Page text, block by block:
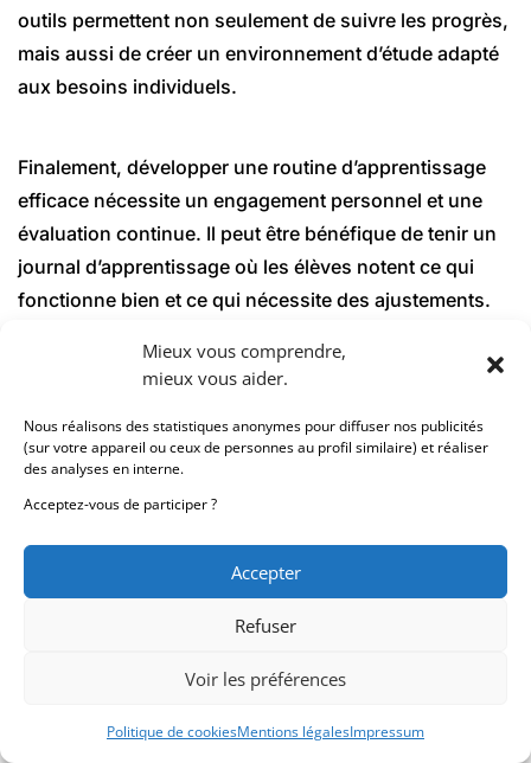
Mieux vous comprendre,
mieux vous aider.
Nous réalisons des statistiques anonymes pour diffuser nos publicités
(sur votre appareil ou ceux de personnes au profil similaire) et réaliser
des analyses en interne.
Acceptez-vous de participer ?
Accepter
Refuser
Voir les préférences
Politique de cookiesMentions légalesImpressum
outils permettent non seulement de suivre les progrès,
mais aussi de créer un environnement d’étude adapté
aux besoins individuels.
Finalement, développer une routine d’apprentissage
efficace nécessite un engagement personnel et une
évaluation continue. Il peut être bénéfique de tenir un
journal d’apprentissage où les élèves notent ce qui
fonctionne bien et ce qui nécessite des ajustements.
approche et d’adapter leur stratégie d’apprentissage en
ces principes, les étudiants peuvent non seulement
éviter la surcharge cognitive, mais aussi maximiser
leur potentiel d’apprentissage à long terme.
Encourager l’auto-évaluation
Encourager l’auto-évaluation est essentiel pour
renforcer l’autonomie des élèves, car cette pratique les